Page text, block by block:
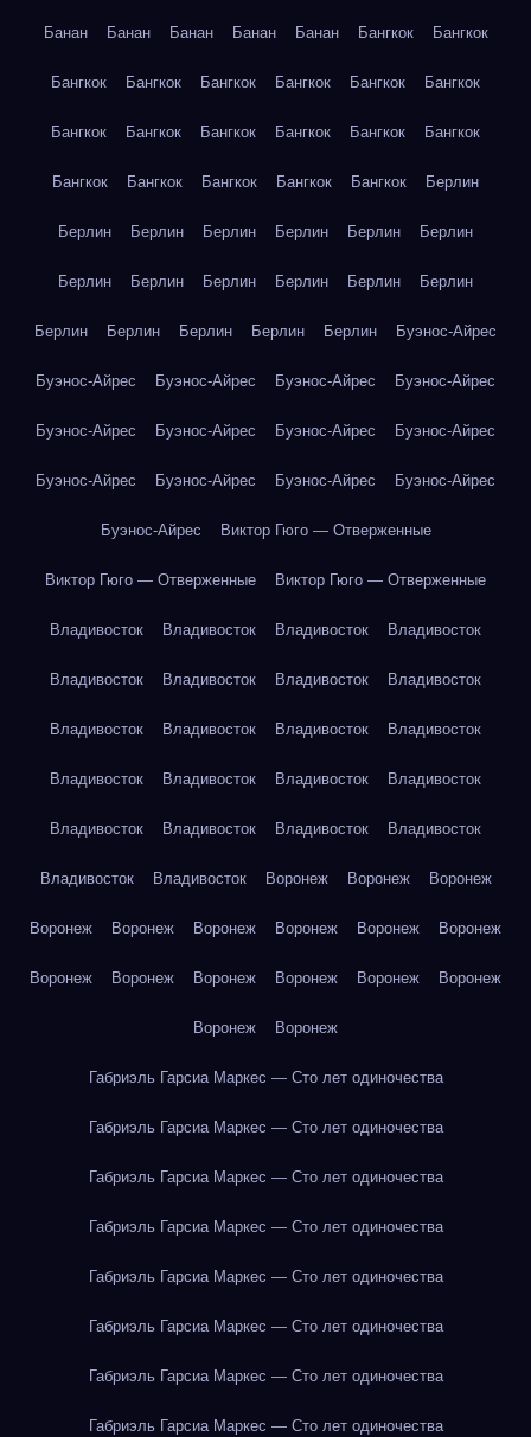
Банан Банан Банан Банан Банан Бангкок Бангкок
Бангкок Бангкок Бангкок Бангкок Бангкок Бангкок
Бангкок Бангкок Бангкок Бангкок Бангкок Бангкок
Бангкок Бангкок Бангкок Бангкок Бангкок Берлин
Берлин Берлин Берлин Берлин Берлин Берлин
Берлин Берлин Берлин Берлин Берлин Берлин
Берлин Берлин Берлин Берлин Берлин Буэнос-Айрес
Буэнос-Айрес Буэнос-Айрес Буэнос-Айрес Буэнос-Айрес
Буэнос-Айрес Буэнос-Айрес Буэнос-Айрес Буэнос-Айрес
Буэнос-Айрес Буэнос-Айрес Буэнос-Айрес Буэнос-Айрес
Буэнос-Айрес Виктор Гюго — Отверженные
Виктор Гюго — Отверженные Виктор Гюго — Отверженные
Владивосток Владивосток Владивосток Владивосток
Владивосток Владивосток Владивосток Владивосток
Владивосток Владивосток Владивосток Владивосток
Владивосток Владивосток Владивосток Владивосток
Владивосток Владивосток Владивосток Владивосток
Владивосток Владивосток Воронеж Воронеж Воронеж
Воронеж Воронеж Воронеж Воронеж Воронеж Воронеж
Воронеж Воронеж Воронеж Воронеж Воронеж Воронеж
Воронеж Воронеж
Габриэль Гарсиа Маркес — Сто лет одиночества
Габриэль Гарсиа Маркес — Сто лет одиночества
Габриэль Гарсиа Маркес — Сто лет одиночества
Габриэль Гарсиа Маркес — Сто лет одиночества
Габриэль Гарсиа Маркес — Сто лет одиночества
Габриэль Гарсиа Маркес — Сто лет одиночества
Габриэль Гарсиа Маркес — Сто лет одиночества
Габриэль Гарсиа Маркес — Сто лет одиночества